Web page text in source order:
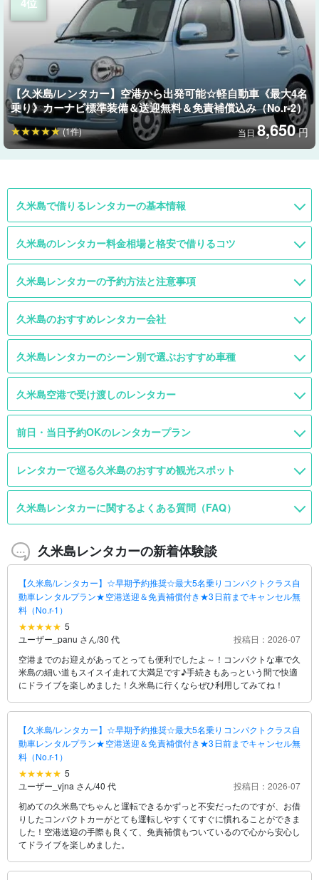
【久米島/レンタカー】空港から出発可能☆軽自動車《最大4名
乗り》カーナビ標準装備＆送迎無料＆免責補償込み（No.r-2）
当日8,650 円
(1件)
久米島で借りるレンタカーの基本情報
久米島のレンタカー料金相場と格安で借りるコツ
久米島レンタカーの予約方法と注意事項
久米島のおすすめレンタカー会社
久米島レンタカーのシーン別で選ぶおすすめ車種
久米島空港で受け渡しのレンタカー
前日・当日予約OKのレンタカープラン
レンタカーで巡る久米島のおすすめ観光スポット
久米島レンタカーに関するよくある質問（FAQ）
久米島レンタカーの新着体験談
【久米島/レンタカー】☆早期予約推奨☆最大5名乗りコンパクトクラス自
動車レンタルプラン★空港送迎＆免責補償付き★3日前までキャンセル無
料（No.r-1）
5
ユーザー_panu さん/30 代
投稿日：2026-07
空港までのお迎えがあってとっても便利でしたよ～！コンパクトな車で久
米島の細い道もスイスイ走れて大満足です♪手続きもあっという間で快適
にドライブを楽しめました！久米島に行くならぜひ利用してみてね！
【久米島/レンタカー】☆早期予約推奨☆最大5名乗りコンパクトクラス自
動車レンタルプラン★空港送迎＆免責補償付き★3日前までキャンセル無
料（No.r-1）
5
ユーザー_vjna さん/40 代
投稿日：2026-07
初めての久米島でちゃんと運転できるかずっと不安だったのですが、お借
りしたコンパクトカーがとても運転しやすくてすぐに慣れることができま
した！空港送迎の手際も良くて、免責補償もついているので心から安心し
てドライブを楽しめました。